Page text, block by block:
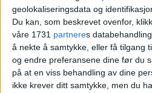
geolokaliseringsdata og
Du kan, som beskrevet ovenfor,
våre 1731 partneres
å nekte å samtykke, eller få tilgang
og endre preferansene dine før du
på at en viss behandling av dine
ikke krever ditt samtykke, men du